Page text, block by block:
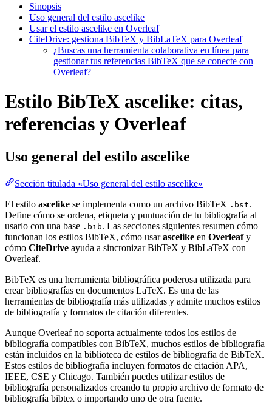
Sinopsis
Uso general del estilo ascelike
Usar el estilo ascelike en Overleaf
CiteDrive: gestiona BibTeX y BibLaTeX para Overleaf
¿Buscas una herramienta colaborativa en línea para
gestionar tus referencias BibTeX que se conecte con
Overleaf?
Estilo BibTeX ascelike: citas,
referencias y Overleaf
Uso general del estilo ascelike
Sección titulada «Uso general del estilo ascelike»
El estilo ascelike se implementa como un archivo BibTeX .bst.
Define cómo se ordena, etiqueta y puntuación de tu bibliografía al
usarlo con una base .bib. Las secciones siguientes resumen cómo
funcionan los estilos BibTeX, cómo usarascelike en Overleafy
cómo CiteDrive ayuda a sincronizar BibTeX y BibLaTeX con
Overleaf.
BibTeX es una herramienta bibliográfica poderosa utilizada para
crear bibliografías en documentos LaTeX. Es una de las
herramientas de bibliografía más utilizadas y admite muchos estilos
de bibliografía y formatos de citación diferentes.
Aunque Overleaf no soporta actualmente todos los estilos de
bibliografía compatibles con BibTeX, muchos estilos de bibliografía
están incluidos en la biblioteca de estilos de bibliografía de BibTeX.
Estos estilos de bibliografía incluyen formatos de citación APA,
IEEE, CSE y Chicago. También puedes utilizar estilos de
bibliografía personalizados creando tu propio archivo de formato de
bibliografía bibtex o importando uno de otra fuente.